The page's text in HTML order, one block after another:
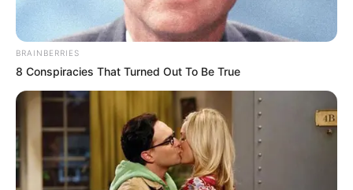
BRAINBERRIES
8 Conspiracies That Turned Out To Be True